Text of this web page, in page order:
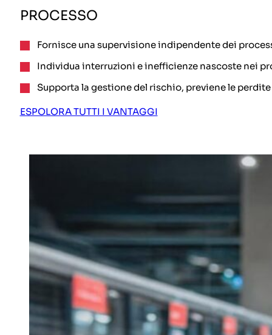
PROCESSO
Fornisce una supervisione indipendente dei
Individua interruzioni e inefficienze nascoste nei
Supporta la gestione del rischio, previene le
ESPOLORA TUTTI I VANTAGGI